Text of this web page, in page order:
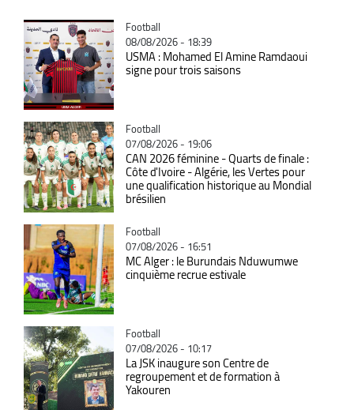
Catégorie
Football
08/08/2026 - 18:39
USMA : Mohamed El Amine Ramdaoui
signe pour trois saisons
Catégorie
Football
07/08/2026 - 19:06
CAN 2026 féminine - Quarts de finale :
Côte d'Ivoire - Algérie, les Vertes pour
une qualification historique au Mondial
brésilien
Catégorie
Football
07/08/2026 - 16:51
MC Alger : le Burundais Nduwumwe
cinquième recrue estivale
Catégorie
Football
07/08/2026 - 10:17
La JSK inaugure son Centre de
regroupement et de formation à
Yakouren